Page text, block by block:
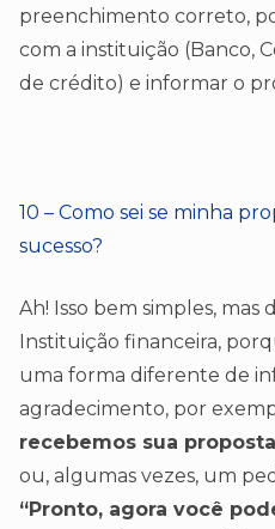
preenchimento correto,
com a instituição (Banco,
de crédito) e informar o
10 – Como sei se minha
sucesso?
Ah! Isso bem simples, mas
Instituição financeira,
uma forma diferente de
agradecimento, por
recebemos sua
ou, algumas vezes, um
“Pronto, agora você